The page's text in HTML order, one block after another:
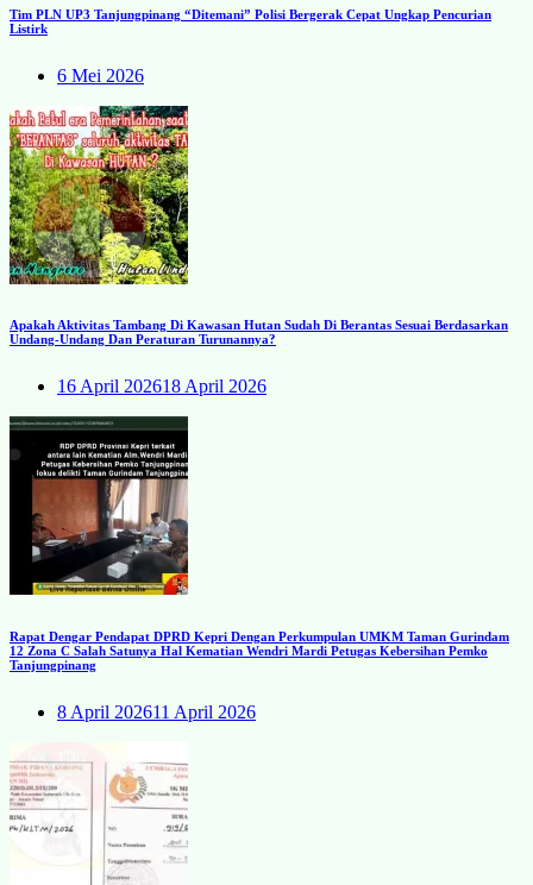
Tim PLN UP3 Tanjungpinang “Ditemani” Polisi Bergerak Cepat Ungkap Pencurian
Listirk
6 Mei 2026
Apakah Aktivitas Tambang Di Kawasan Hutan Sudah Di Berantas Sesuai Berdasarkan
Undang-Undang Dan Peraturan Turunannya?
16 April 202618 April 2026
Rapat Dengar Pendapat DPRD Kepri Dengan Perkumpulan UMKM Taman Gurindam
12 Zona C Salah Satunya Hal Kematian Wendri Mardi Petugas Kebersihan Pemko
Tanjungpinang
8 April 202611 April 2026